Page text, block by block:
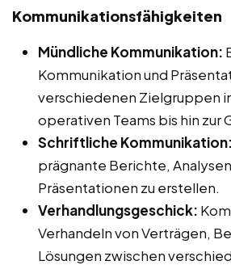
Kommunikationsfähigkeiten
Mündliche Kommunikation:
Kommunikation und
verschiedenen Zielgruppen
operativen Teams bis hin zur
Schriftliche Kommunikation:
prägnante Berichte,
Präsentationen zu erstellen.
Verhandlungsgeschick:
Verhandeln von Verträgen,
Lösungen zwischen